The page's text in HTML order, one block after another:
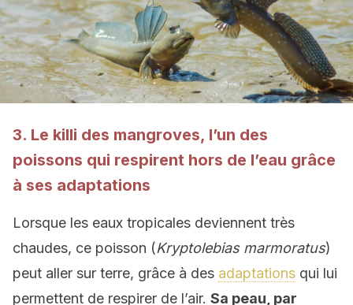
3. Le killi des mangroves, l’un des
poissons qui respirent hors de l’eau grâce
à ses adaptations
Lorsque les eaux tropicales deviennent très
chaudes, ce poisson (Kryptolebias marmoratus)
peut aller sur terre, grâce à des adaptations qui lui
permettent de respirer de l’air. Sa peau, par